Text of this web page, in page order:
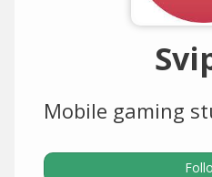
Mobile gaming